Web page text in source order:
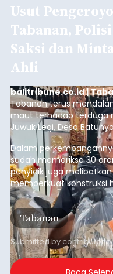
Usut
Tabanan,
Saksi dan
Ahli
balitribune.co.id |
Tabanan terus
maut terhadap terduga
Juwuk Legi, Desa
yang terjadi beberapa
Dalam
sudah memeriksa 30
penyidik juga
memperkuat konstruksi
orang tersangka yang
Tabanan
Submitted bycontributor